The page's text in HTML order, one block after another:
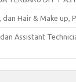
Hair & Make up,
Assistant